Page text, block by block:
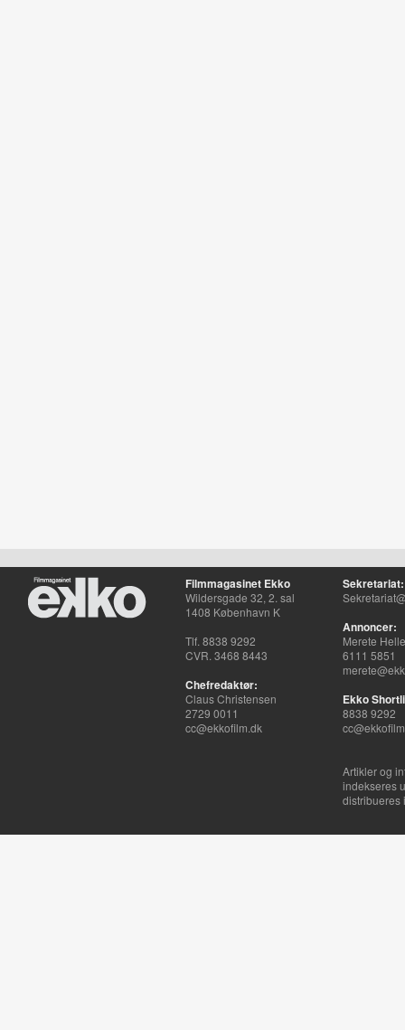
Filmmagasinet Ekko
Wildersgade 32, 2. sal
1408 København K
Tlf. 8838 9292
CVR. 3468 8443
Chefredaktør:
Claus Christensen
2729 0011
cc@ekkofilm.dk
Sekretariat:
Annoncer:
Merete
6111 5851
Ekko
8838 9292
Artikler og
indekseres
distribueres